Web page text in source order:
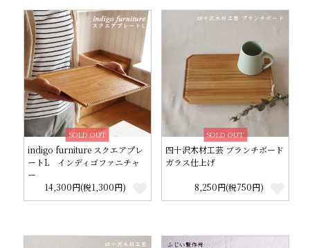
SOLD OUT
indigo furniture スクエアプレ
ートL インディゴファニチャ
ー
14,300円(税1,300円)
SOLD OUT
四十沢木材工芸 ブランチボード
ガラス仕上げ
8,250円(税750円)